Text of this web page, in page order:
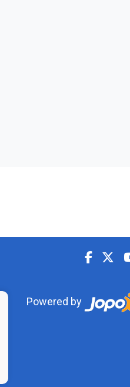
Powered by